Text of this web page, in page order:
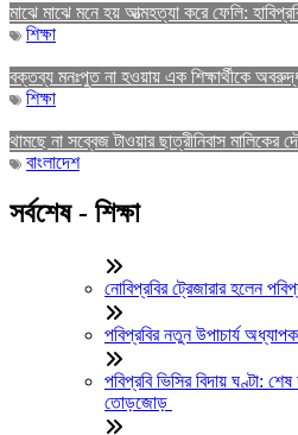
মাঝে মাঝে মনে হয় আত্মহত্যা করে ফেলি:
শিক্ষা
বক্তব্য মনঃপুত না হওয়ায় এক শিক্ষার্থীকে
শিক্ষা
থামছে না সব্বেজ টাওয়ার ছাত্রীনিবাস মালিকের
বাংলাদেশ
সর্বশেষ - শিক্ষা
নোবিপ্রবির ট্রেজারার হলেন
পবিপ্রবির নতুন উপাচার্য
পবিপ্রবি ভিসির বিদায় ঘণ্টা:
তোড়জোড়